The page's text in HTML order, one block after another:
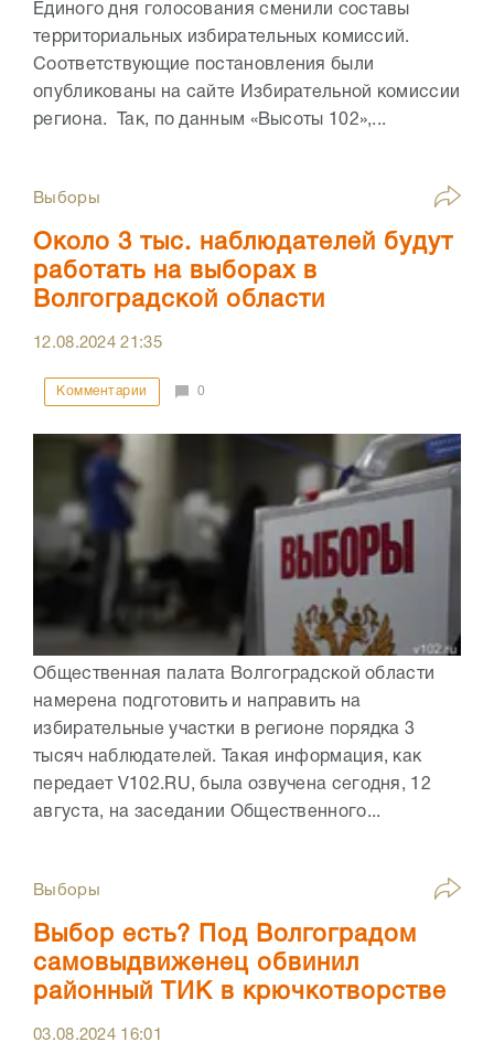
Единого дня голосования сменили составы
территориальных избирательных комиссий.
Соответствующие постановления были
опубликованы на сайте Избирательной комиссии
региона. Так, по данным «Высоты 102»,...
Выборы
Около 3 тыс. наблюдателей будут
работать на выборах в
Волгоградской области
12.08.202421:35
Комментарии 0
Общественная палата Волгоградской области
намерена подготовить и направить на
избирательные участки в регионе порядка 3
тысяч наблюдателей. Такая информация, как
передает V102.RU, была озвучена сегодня, 12
августа, на заседании Общественного...
Выборы
Выбор есть? Под Волгоградом
самовыдвиженец обвинил
районный ТИК в крючкотворстве
03.08.2024 16:01